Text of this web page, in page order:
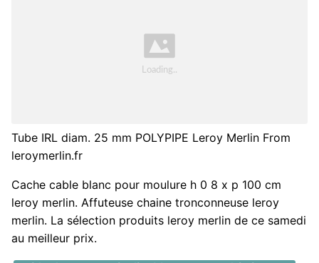
Tube IRL diam. 25 mm POLYPIPE Leroy Merlin From
leroymerlin.fr
Cache cable blanc pour moulure h 0 8 x p 100 cm
leroy merlin. Affuteuse chaine tronconneuse leroy
merlin. La sélection produits leroy merlin de ce samedi
au meilleur prix.